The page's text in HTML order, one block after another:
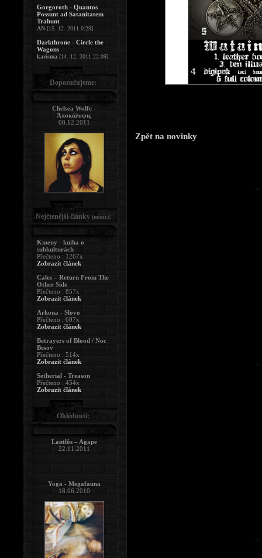
Zpět na novinky
Gorgoroth - Quantos
Possunt ad Satanitatem
Trahunt
AN [15. 12. 2011 0:29]
Darkthrone - Circle the
Wagons
karisma [14. 12. 2011 22:09]
Doporučujeme:
Chelsea Wolfe -
Ἀποκάλυψις
08.12.2011
Nejčtenější články (měsíc):
Kmeny - kniha o
subkulturách
Přečteno : 1267x
Zobrazit článek
Cales – Return From The
Other Side
Přečteno : 857x
Zobrazit článek
Arkona - Slovo
Přečteno : 607x
Zobrazit článek
Betrayers of Blood / Noc
Besov
Přečteno : 514x
Zobrazit článek
Setherial - Treason
Přečteno : 454x
Zobrazit článek
Ohlédnutí:
Lantlôs – Agape
22.11.2011
Yoga - Megafauna
18.06.2010